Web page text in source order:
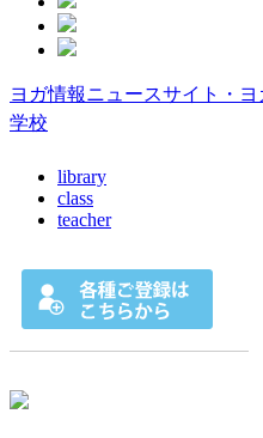
ヨガ情報ニュースサイト・
学校
library
class
teacher